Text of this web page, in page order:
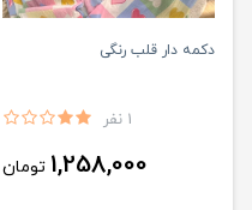
دکمه دار قلب رنگی
1 نفر
1,258,000 تومان